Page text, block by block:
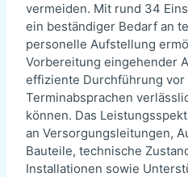
vermeiden. Mit rund 34
ein beständiger Bedarf an
personelle Aufstellung
Vorbereitung eingehender
effiziente Durchführung vor
Terminabsprachen
können. Das
an Versorgungsleitungen,
Bauteile, technische
Installationen sowie